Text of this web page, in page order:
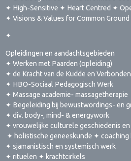
✦ High-Sensitive ✦ Heart Centred ✦
✦ Visions & Values for Common Ground
✦
Opleidingen en aandachtsgebieden
✦ Werken met Paarden (opleiding)
✦ de Kracht van de Kudde en
✦ HBO-Sociaal Pedagogisch Werk
✦ Massage academie- massagetherapie
✦ Begeleiding bij bewustwordings- en
✦ div. body-, mind- & energywork
✦ vrouwelijke culturele geschiedenis
✦ holistische geneeskunde ✦ coaching
✦ sjamanistisch en systemisch werk
✦ rituelen ✦ krachtcirkels